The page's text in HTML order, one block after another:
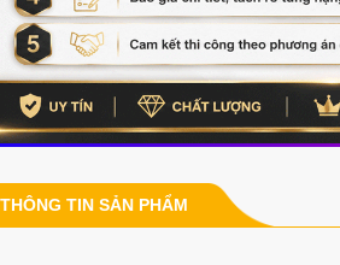
THÔNG TIN SẢN PHẨM